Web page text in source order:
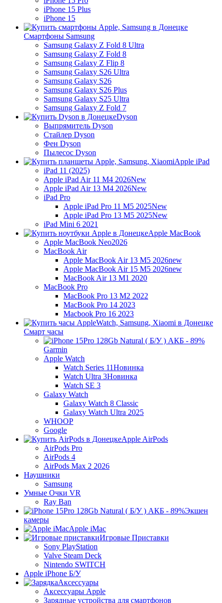
iPhone 15 Plus
iPhone 15
Смартфоны Samsung
Samsung Galaxy Z Fold 8 Ultra
Samsung Galaxy Z Fold 8
Samsung Galaxy Z Flip 8
Samsung Galaxy S26 Ultra
Samsung Galaxy S26
Samsung Galaxy S26 Plus
Samsung Galaxy S25 Ultra
Samsung Galaxy Z Fold 7
Dyson
Выпрямитель Dyson
Стайлер Dyson
Фен Dyson
Пылесос Dyson
Apple iPad
iPad 11 (2025)
Apple iPad Air 11 M4 2026New
Apple iPad Air 13 M4 2026New
iPad Pro
Apple iPad Pro 11 M5 2025New
Apple iPad Pro 13 M5 2025New
iPad Mini 6 2021
Apple MacBook
Apple MacBook Neo2026
MacBook Air
Apple MacBook Air 13 M5 2026new
Apple MacBook Air 15 M5 2026new
MacBook Air 13 M1 2020
MacBook Pro
MacBook Pro 13 M2 2022
MacBook Pro 14 2023
Macbook Pro 16 2023
Смарт часы
Garmin
Apple Watch
Watch Series 11Новинка
Watch Ultra 3Новинка
Watch SE 3
Galaxy Watch
Galaxy Watch 8 Classic
Galaxy Watch Ultra 2025
WHOOP
Google
Apple AirPods
AirPods Pro
AirPods 4
AirPods Max 2 2026
Наушники
Samsung
Умные Очки VR
Ray Ban
Экшен
камеры
Apple iMac
Игровые Приставки
Sony PlayStation
Valve Steam Deck
Nintendo SWITCH
Apple iPhone Б/У
Аксессуары
Аксессуары Apple
Зарядные устройства для смартфонов